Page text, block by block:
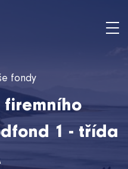
fondy
firemního
1 - třída